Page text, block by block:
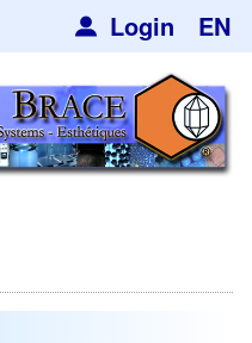
Login EN